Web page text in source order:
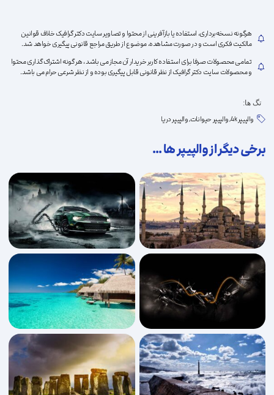
مندی
ها
هرگونه نسخه‌برداری، استفاده یا بازآفرینی از محتوا و تصاویر سایت دکتر گرافیک خلاف قوانین
مالکیت فکری است و در صورت مشاهده، موضوع از طریق مراجع قانونی پیگیری خواهد شد.
تمامی محصولات صرفا برای استفاده کاربر خریدار آن مجاز می باشد ، هر گونه اشتراک گذاری محتوا
و محصولات سایت دکتر گرافیک از نظر قانونی قابل پیگیری بوده و از نظر شرعی حرام می باشد.
تگ ها:
والپیپر 4k ,والپیپر حیوانات,والپیپر دریا
برخی دیگر از والپیپر ها ...